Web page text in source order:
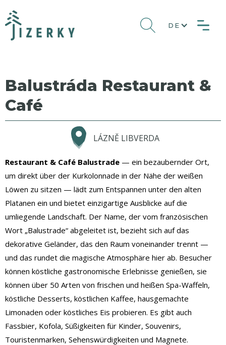
DE
Balustráda Restaurant &
Café
LÁZNĚ LIBVERDA
Restaurant & Café Balustrade — ein bezaubernder Ort,
um direkt über der Kurkolonnade in der Nähe der weißen
Löwen zu sitzen — lädt zum Entspannen unter den alten
Platanen ein und bietet einzigartige Ausblicke auf die
umliegende Landschaft. Der Name, der vom französischen
Wort „Balustrade“ abgeleitet ist, bezieht sich auf das
dekorative Geländer, das den Raum voneinander trennt —
und das rundet die magische Atmosphäre hier ab. Besucher
können köstliche gastronomische Erlebnisse genießen, sie
können über 50 Arten von frischen und heißen Spa-Waffeln,
köstliche Desserts, köstlichen Kaffee, hausgemachte
Limonaden oder köstliches Eis probieren. Es gibt auch
Fassbier, Kofola, Süßigkeiten für Kinder, Souvenirs,
Touristenmarken, Sehenswürdigkeiten und Magnete.